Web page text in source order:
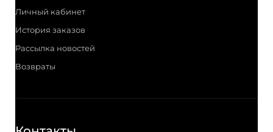
Личный кабинет
История заказов
Рассылка новостей
Возвраты